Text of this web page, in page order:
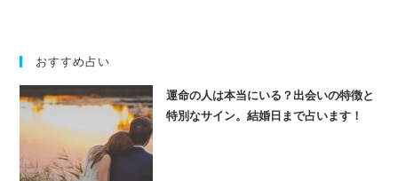
おすすめ占い
運命の人は本当にいる？出会いの特徴と
特別なサイン。結婚日まで占います！